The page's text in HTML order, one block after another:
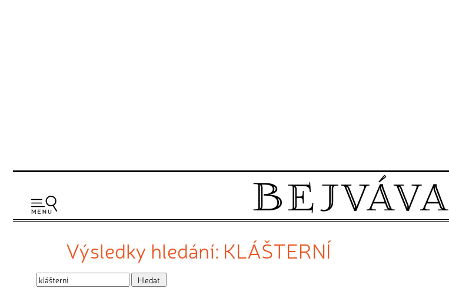
Výsledky hledání: KLÁŠTERNÍ